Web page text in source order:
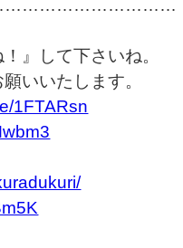
』して下さいね。
いいたします。
1FTARsn